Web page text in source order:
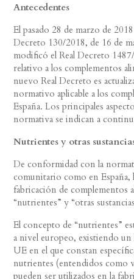
Antecedentes
El pasado 28 de marzo de
Decreto 130/2018, de 16 de
modificó el Real Decreto
relativo a los complementos
nuevo Real Decreto es
normativo aplicable a los
España. Los principales
normativa se indican a
Nutrientes y otras
De conformidad con la
comunitario como en España,
fabricación de complementos
“nutrientes” y “otras
El concepto de “nutrientes”
a nivel europeo, existiendo un
UE en el que constan
nutrientes (entendidos como
pueden ser utilizados en la